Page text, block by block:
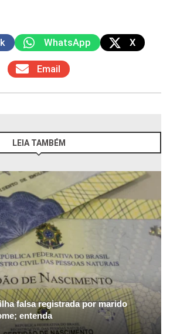
WhatsApp X
Email
LEIA TAMBÉM
falsa registrada por marido
entenda